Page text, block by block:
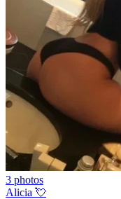
3 photos
Alicia 💘